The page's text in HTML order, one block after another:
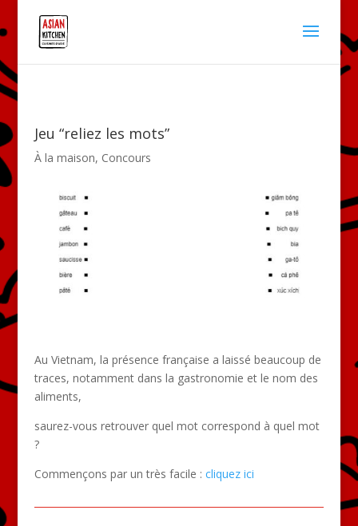
Jeu “reliez les mots”
À la maison, Concours
Au Vietnam, la présence française a laissé beaucoup de
traces, notamment dans la gastronomie et le nom des
aliments,
saurez-vous retrouver quel mot correspond à quel mot
?
Commençons par un très facile : cliquez ici